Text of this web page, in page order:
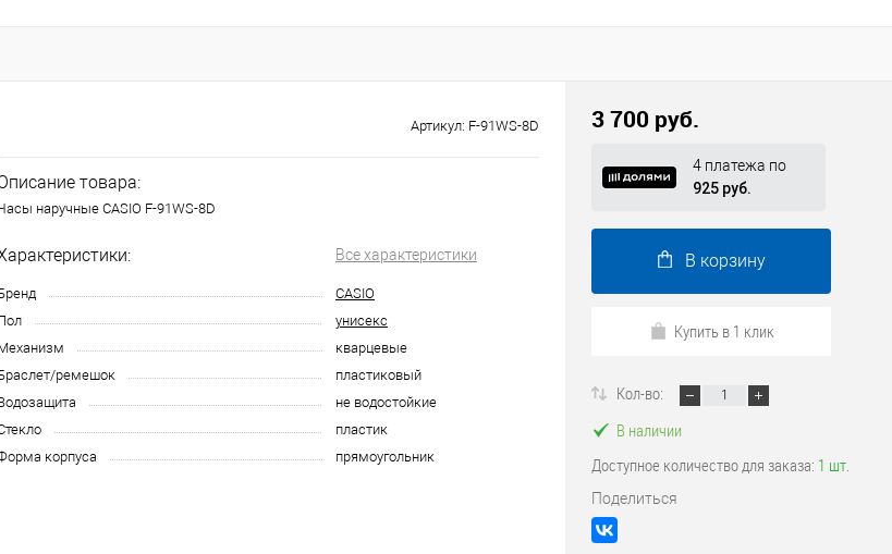
Артикул: F-91WS-8D
товара:
наручные CASIO F-91WS-8D
Все характеристики
CASIO
унисекс
кварцевые
ремешок
пластиковый
не водостойкие
пластик
корпуса
прямоугольник
3 700 руб.
4 платежа по
925 руб.
В корзину
Купить в 1 клик
Кол-во:
В наличии
Доступное количество для заказа: 1 шт.
Поделиться